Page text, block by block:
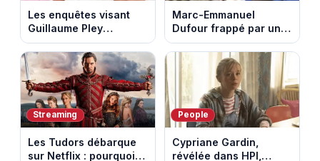
Les enquêtes visant
Guillaume Pley
poussent Ragnar Le
Breton à quitter la
tournée Legend
Marc-Emmanuel
Dufour frappé par un
terrible incendie : son
chalet part en fumée
Streaming
Les Tudors débarque
sur Netflix : pourquoi la
People
Cypriane Gardin,
révélée dans HPI,